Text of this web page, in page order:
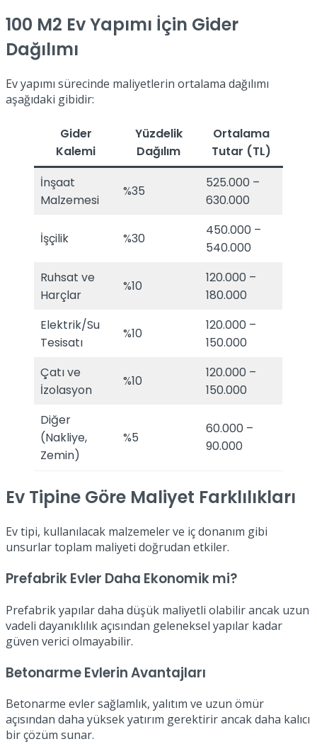
100 M2 Ev Yapımı İçin Gider
Dağılımı
Ev yapımı sürecinde maliyetlerin ortalama dağılımı
aşağıdaki gibidir:
Gider
Kalemi
Yüzdelik
Dağılım
Ortalama
Tutar (TL)
İnşaat
Malzemesi
%35
525.000 –
630.000
İşçilik %30
450.000 –
540.000
Ruhsat ve
Harçlar
%10
120.000 –
180.000
Elektrik/Su
Tesisatı
%10
120.000 –
150.000
Çatı ve
İzolasyon
%10
120.000 –
150.000
Diğer
(Nakliye,
Zemin)
%5
60.000 –
90.000
Ev Tipine Göre Maliyet Farklılıkları
Ev tipi, kullanılacak malzemeler ve iç donanım gibi
unsurlar toplam maliyeti doğrudan etkiler.
Prefabrik Evler Daha Ekonomik mi?
Prefabrik yapılar daha düşük maliyetli olabilir ancak uzun
vadeli dayanıklılık açısından geleneksel yapılar kadar
güven verici olmayabilir.
Betonarme Evlerin Avantajları
Betonarme evler sağlamlık, yalıtım ve uzun ömür
açısından daha yüksek yatırım gerektirir ancak daha kalıcı
bir çözüm sunar.